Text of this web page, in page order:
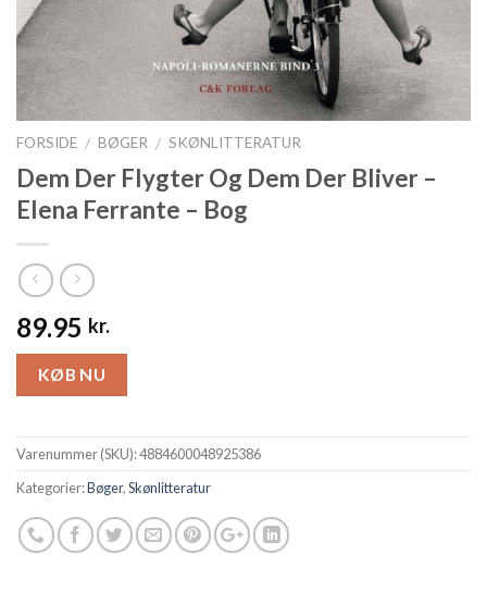
FORSIDE / BØGER / SKØNLITTERATUR
Dem Der Flygter Og Dem Der Bliver –
Elena Ferrante – Bog
89.95 kr.
KØB NU
Varenummer (SKU):4884600048925386
Kategorier:Bøger,Skønlitteratur